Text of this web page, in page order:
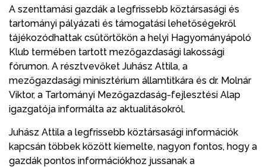
A szenttamási gazdák a legfrissebb köztársasági és
tartományi pályázati és támogatási lehetőségekről
tájékozódhattak csütörtökön a helyi Hagyományápoló
Klub termében tartott mezőgazdasági lakossági
fórumon. A résztvevőket Juhász Attila, a
mezőgazdasági minisztérium államtitkára és dr. Molnár
Viktor, a Tartományi Mezőgazdaság-fejlesztési Alap
igazgatója informálta az aktualitásokról.
Juhász Attila a legfrissebb köztársasági információk
kapcsán többek között kiemelte, nagyon fontos, hogy a
gazdák pontos információkhoz jussanak a